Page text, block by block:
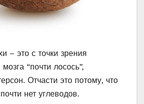
– это с точки зрения
“почти лосось”,
Отчасти это потому, что
нет углеводов.